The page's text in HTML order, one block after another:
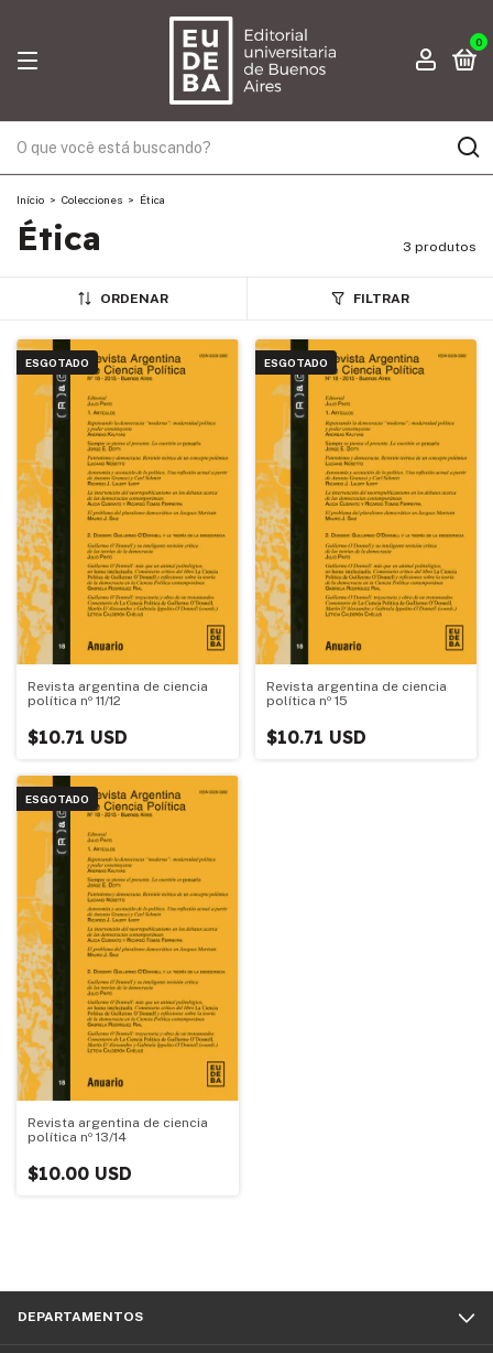
0
Início > Colecciones > Ética
Ética 3 produtos
ORDENAR FILTRAR
ESGOTADO
Revista argentina de ciencia
política nº 11/12
$10.71 USD
ESGOTADO
Revista argentina de ciencia
política nº 15
$10.71 USD
ESGOTADO
Revista argentina de ciencia
política nº 13/14
$10.00 USD
DEPARTAMENTOS